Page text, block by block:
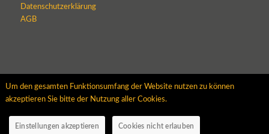
Datenschutzerklärung
AGB
Um den gesamten Funktionsumfang der Website nutzen zu können
akzeptieren Sie bitte der Nutzung aller Cookies.
Einstellungen akzeptieren Cookies nicht erlauben